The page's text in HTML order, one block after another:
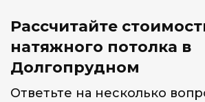
Рассчитайте
натяжного потолка в
Долгопрудном
Ответьте на несколько